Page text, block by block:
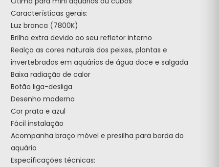
Características gerais:
Luz branca (7800K)
Brilho extra devido ao seu refletor interno
Realça as cores naturais dos peixes, plantas e
invertebrados em aquários de água doce e salgada
Baixa radiação de calor
Botão liga-desliga
Desenho moderno
Cor prata e azul
Fácil instalação
Acompanha braço móvel e presilha para borda do
aquário
Especificações técnicas: